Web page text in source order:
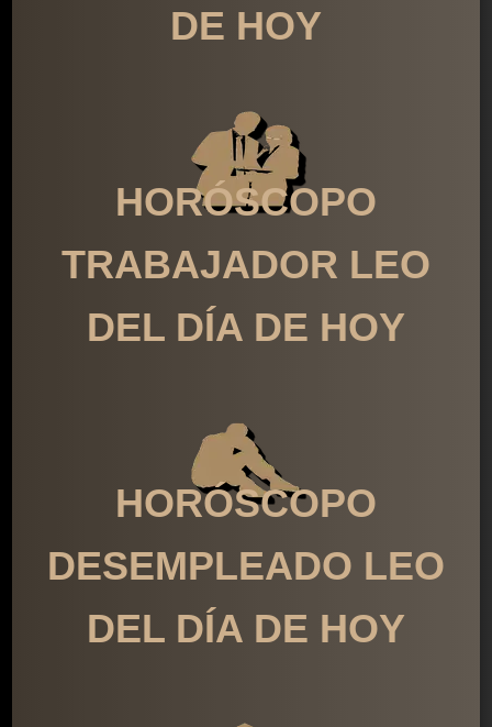
DE HOY
HORÓSCOPO
TRABAJADOR LEO
DEL DÍA DE HOY
HORÓSCOPO
DESEMPLEADO LEO
DEL DÍA DE HOY